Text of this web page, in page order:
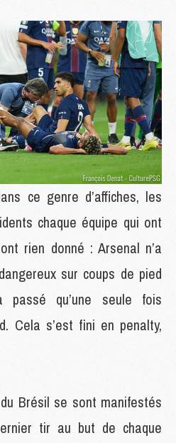
ce genre d’affiches, les
chaque équipe qui ont
rien donné : Arsenal n’a
sur coups de pied
passé qu’une seule fois
Cela s’est fini en penalty,
Brésil se sont manifestés
tir au but de chaque